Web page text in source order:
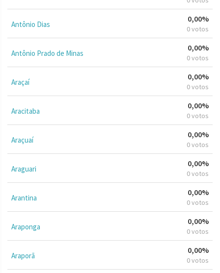
Antônio Dias
0,00%
0 votos
Antônio Prado de Minas
0,00%
0 votos
Araçaí
0,00%
0 votos
Aracitaba
0,00%
0 votos
Araçuaí
0,00%
0 votos
Araguari
0,00%
0 votos
Arantina
0,00%
0 votos
Araponga
0,00%
0 votos
Araporã
0,00%
0 votos